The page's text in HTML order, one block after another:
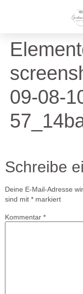
09-08-
Schreibe
Deine E-Mail-Adresse
sind mit * markiert
Kommentar *